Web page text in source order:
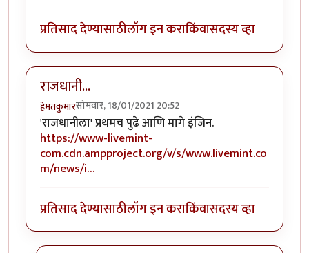
प्रतिसाद देण्यासाठीलॉग इन कराकिंवासदस्य व्हा
राजधानी...
हेमंतकुमारसोमवार, 18/01/2021 20:52
'राजधानीला' प्रथमच पुढे आणि मागे इंजिन.
https://www-livemint-
com.cdn.ampproject.org/v/s/www.livemint.co
m/news/i…
प्रतिसाद देण्यासाठीलॉग इन कराकिंवासदस्य व्हा